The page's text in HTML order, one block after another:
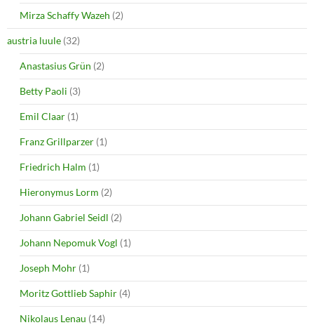
Mirza Schaffy Wazeh (2)
austria luule (32)
Anastasius Grün (2)
Betty Paoli (3)
Emil Claar (1)
Franz Grillparzer (1)
Friedrich Halm (1)
Hieronymus Lorm (2)
Johann Gabriel Seidl (2)
Johann Nepomuk Vogl (1)
Joseph Mohr (1)
Moritz Gottlieb Saphir (4)
Nikolaus Lenau (14)